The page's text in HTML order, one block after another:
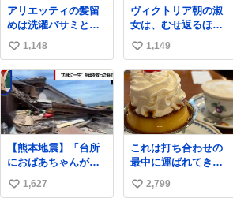
アリエッティの髪留
めは洗濯バサミと記
述されることが多い
ですが、もっと小さ
いプラスチックのク
リップです。 バネは
使いやすいように強
度を調整してあるは
ず。
い
い
ね
1,148
ヴィクトリア朝の淑
女は、むせ返るほど
大量の香水を身につ
けるものではないと
されていた。それで
も香水は、髪や肌の
手入れと同じくら
い、ヴィクトリア朝
の女性達の美容習慣
に欠かせないものだ
った。 当時の香水
は、現在私たちが知
る香水よりも単純な
組成で、その大部分
い
い
ね
数
1,149
【熊本地震】「台所
におばあちゃんが」
倒壊した自宅から孫
が救出 地震発生時、
い
1,627
これは打ち合わせの
最中に運ばれてきて
私の理性を根こそぎ
奪い去ったプリンの
い
2,799